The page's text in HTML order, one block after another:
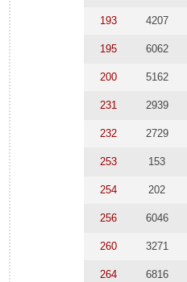
193 4207
195 6062
200 5162
231 2939
232 2729
253 153
254 202
256 6046
260 3271
264 6816